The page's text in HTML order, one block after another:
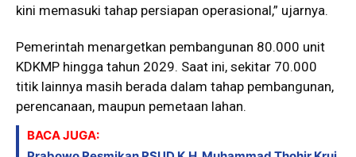
kini memasuki tahap persiapan operasional,” ujarnya.
Pemerintah menargetkan pembangunan 80.000 unit
KDKMP hingga tahun 2029. Saat ini, sekitar 70.000
titik lainnya masih berada dalam tahap pembangunan,
perencanaan, maupun pemetaan lahan.
BACA JUGA: